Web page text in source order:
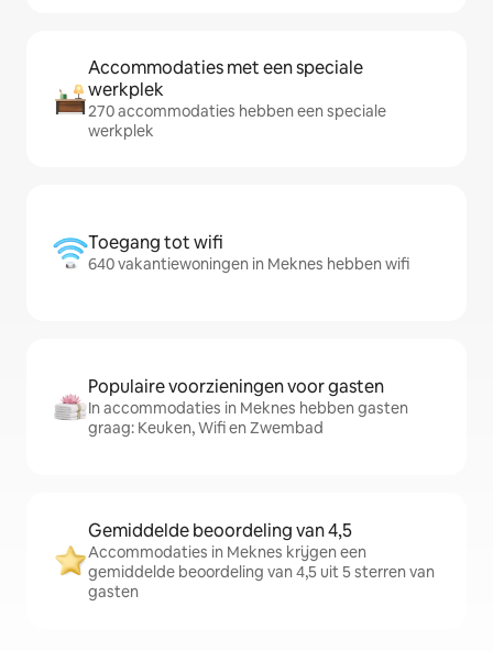
Accommodaties met een speciale
werkplek
270 accommodaties hebben een speciale
werkplek
Toegang tot wifi
640 vakantiewoningen in Meknes hebben wifi
Populaire voorzieningen voor gasten
In accommodaties in Meknes hebben gasten
graag: Keuken, Wifi en Zwembad
Gemiddelde beoordeling van 4,5
Accommodaties in Meknes krijgen een
gemiddelde beoordeling van 4,5 uit 5 sterren van
gasten